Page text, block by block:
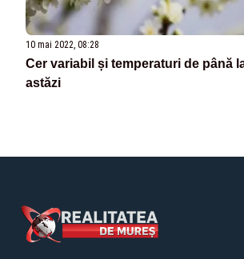
10 mai 2022, 08:28
Cer variabil și temperaturi de până
astăzi